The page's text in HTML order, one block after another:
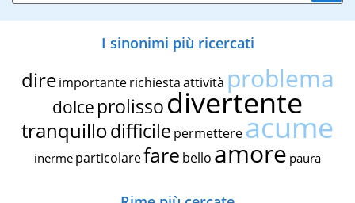
I sinonimi più ricercati
dire importante richiestaattività problema
dolce prolissodivertente
tranquillodifficile permettereacume
inerme particolarefare bello amore paura